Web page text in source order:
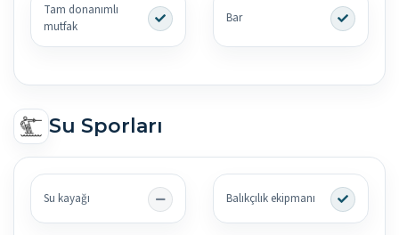
Tam donanımlı
mutfak
Bar
Su Sporları
Su kayağı Balıkçılık ekipmanı